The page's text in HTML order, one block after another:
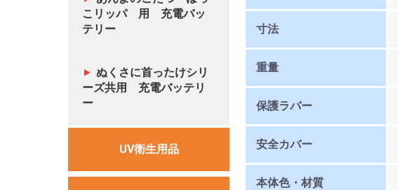
こリッパ 用 充電バッ
テリー
ぬくさに首ったけシリ
ーズ共用 充電バッテリ
ー
UV衛生用品
寸法
重量
保護ラバー
安全カバー
本体色・材質